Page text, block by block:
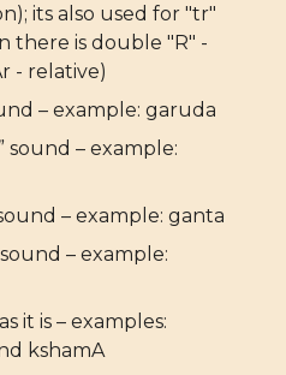
its also used for "tr"
there is double "R" -
- relative)
– example: garuda
sound – example:
– example: ganta
– example:
it is – examples:
kshamA